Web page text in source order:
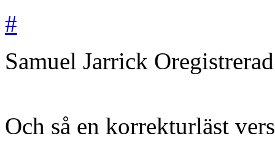
#
Samuel Jarrick
Och så en korrekturläst